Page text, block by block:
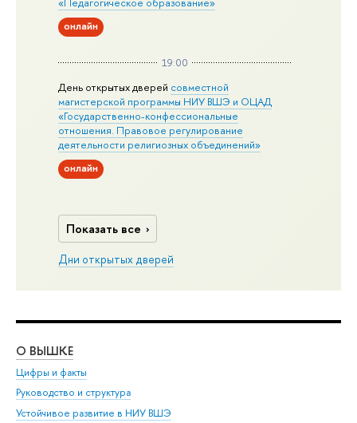
онлайн
19:00
День открытых дверей совместной
магистерской программы НИУ ВШЭ и ОЦАД
«Государственно-конфессиональные
отношения. Правовое регулирование
деятельности религиозных объединений»
онлайн
Показать все
Дни открытых дверей
О ВЫШКЕ
Цифры и факты
Руководство и структура
Устойчивое развитие в НИУ ВШЭ